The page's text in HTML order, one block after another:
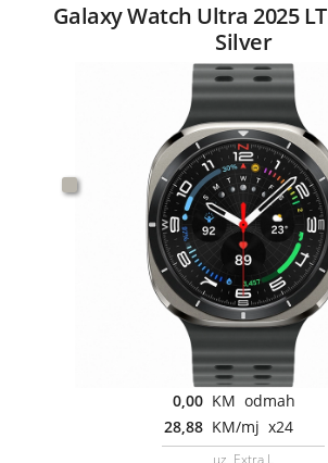
Galaxy Watch Ultra 2025
Silver
0,00 KM odmah
28,88 KM/mj x24
uz Extra L